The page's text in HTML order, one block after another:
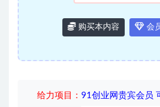
购买本内容 会
给力项目 ： 91创业网贵宾会员